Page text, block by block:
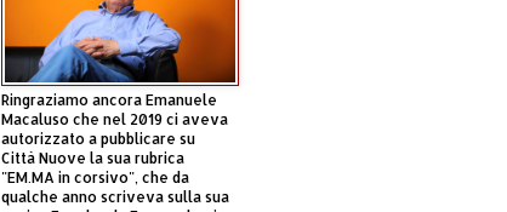
Ringraziamo ancora Emanuele
Macaluso che nel 2019 ci aveva
autorizzato a pubblicare su
Città Nuove la sua rubrica
"EM.MA in corsivo", che da
qualche anno scriveva sulla sua